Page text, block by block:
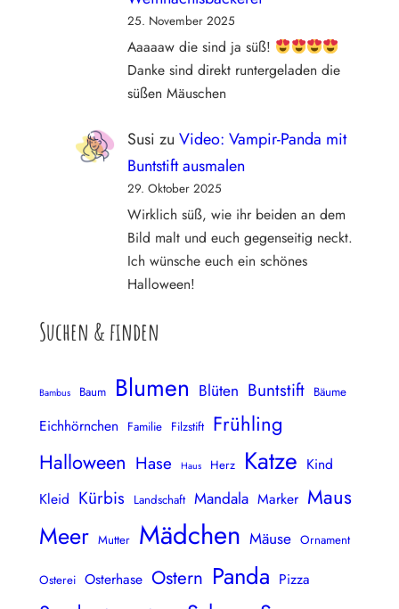
25. November 2025
Aaaaaw die sind ja süß!
Danke sind direkt runtergeladen die
süßen Mäuschen
Susi zu Video: Vampir-Panda mit
Buntstift ausmalen
29. Oktober 2025
Wirklich süß, wie ihr beiden an dem
Bild malt und euch gegenseitig neckt.
Ich wünsche euch ein schönes
Halloween!
Suchen & finden
Bambus Baum Blumen Blüten Buntstift Bäume
Eichhörnchen Familie Filzstift Frühling
Halloween Hase Haus Herz Katze Kind
Kleid Kürbis Landschaft Mandala Marker Maus
Meer Mutter Mädchen Mäuse Ornament
Osterei Osterhase Ostern Panda Pizza